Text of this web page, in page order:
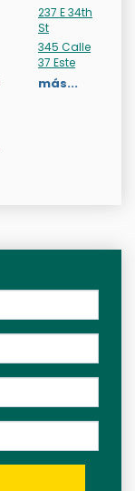
237 E 34th
St
345 Calle
37 Este
más...